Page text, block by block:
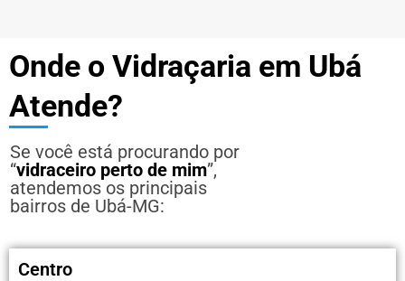
Onde o Vidraçaria em Ubá
Atende?
Se você está procurando por
“vidraceiro perto de mim”,
atendemos os principais
bairros de Ubá-MG:
Centro